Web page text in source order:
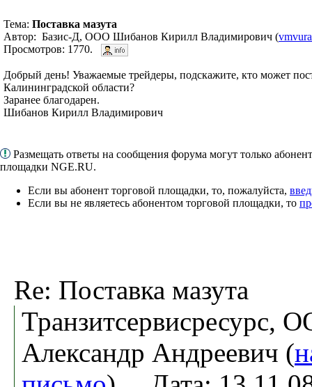
Тема: Поставка мазута
Автор: Базис-Д, ООО Шибанов Кирилл Владимирович (
Просмотров: 1770.
Добрый день! Уважаемые трейдеры, подскажите, кто может
Калининградской области?
Заранее благодарен.
Шибанов Кирилл Владимирович
Размещать ответы на сообщения форума могут только
площадки NGE.RU.
Если вы абонент торговой площадки, то, пожалуйста,
Если вы не являетесь абонентом торговой площадки, то
Re: Поставка мазута
Транзитсервисресурс,
Александр Андреевич (